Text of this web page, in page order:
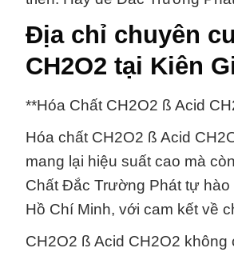
Địa chỉ chuyên
CH2O2 tại Kiên
**Hóa Chất CH2O2 ß Acid
Hóa chất CH2O2 ß Acid
mang lại hiệu suất cao mà
Chất Đắc Trường Phát tự hào
Hồ Chí Minh, với cam kết về
CH2O2 ß Acid CH2O2